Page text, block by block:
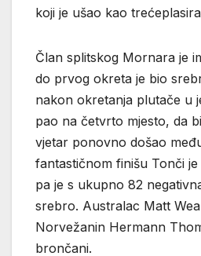
koji je ušao kao
Član splitskog Mornara je
do prvog okreta je bio
nakon okretanja plutače u
pao na četvrto mjesto, da
vjetar ponovno došao
fantastičnom finišu Tonči
pa je s ukupno 82
srebro. Australac Matt
Norvežanin Hermann
brončani.